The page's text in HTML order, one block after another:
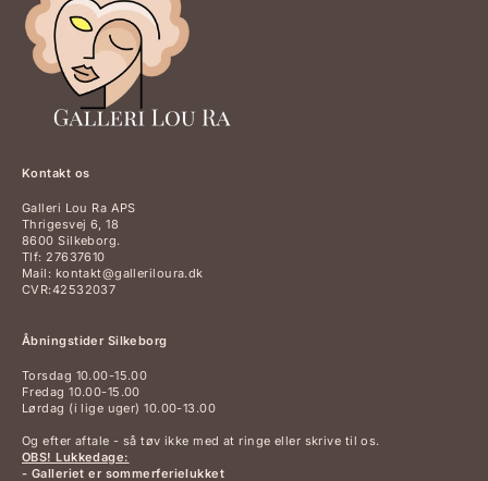
Kontakt os
Galleri Lou Ra APS
Thrigesvej 6, 18
8600 Silkeborg.
Tlf: 27637610
Mail: kontakt@galleriloura.dk
CVR:42532037
Åbningstider Silkeborg
Torsdag 10.00-15.00
Fredag 10.00-15.00
Lørdag (i lige uger) 10.00-13.00
Og efter aftale - så tøv ikke med at ringe eller skrive til os.
OBS! Lukkedage:
- Galleriet er sommerferielukket